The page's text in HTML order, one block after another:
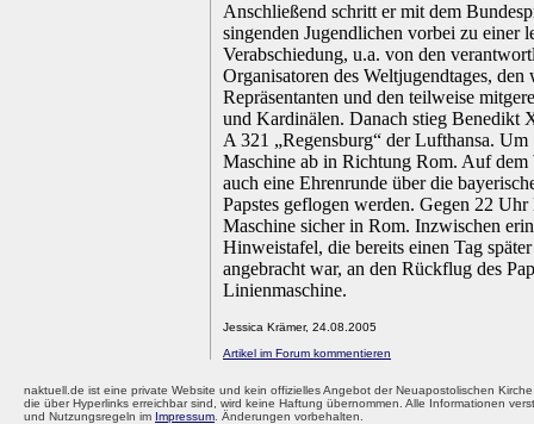
Anschließend schritt er mit dem
singenden Jugendlichen vorbei zu einer
Verabschiedung, u.a. von den
Organisatoren des Weltjugendtages, den
Repräsentanten und den teilweise
und Kardinälen. Danach stieg Benedikt
A 321 „Regensburg“ der Lufthansa.
Maschine ab in Richtung Rom. Auf dem
auch eine Ehrenrunde über die
Papstes geflogen werden. Gegen 22 Uhr
Maschine sicher in Rom. Inzwischen
Hinweistafel, die bereits einen Tag
angebracht war, an den Rückflug des
Linienmaschine.
Jessica Krämer, 24.08.2005
Artikel im Forum kommentieren
naktuell.de ist eine private Website und kein offizielles Angebot der Neuapostolischen
die über Hyperlinks erreichbar sind, wird keine Haftung übernommen. Alle Informationen
und Nutzungsregeln im Impressum . Änderungen vorbehalten.